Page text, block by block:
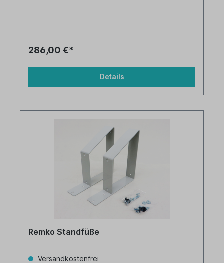
286,00 €*
Details
Remko Standfüße
Versandkostenfrei